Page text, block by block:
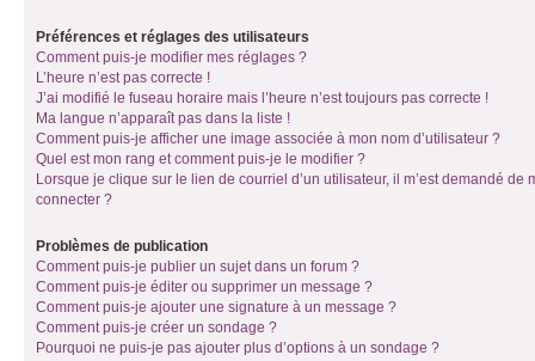
Préférences et réglages des utilisateurs
Comment puis-je modifier mes réglages ?
L’heure n’est pas correcte !
J’ai modifié le fuseau horaire mais l’heure n’est toujours pas correcte !
Ma langue n’apparaît pas dans la liste !
Comment puis-je afficher une image associée à mon nom d’utilisateur ?
Quel est mon rang et comment puis-je le modifier ?
Lorsque je clique sur le lien de courriel d’un utilisateur, il m’est demandé de
connecter ?
Problèmes de publication
Comment puis-je publier un sujet dans un forum ?
Comment puis-je éditer ou supprimer un message ?
Comment puis-je ajouter une signature à un message ?
Comment puis-je créer un sondage ?
Pourquoi ne puis-je pas ajouter plus d’options à un sondage ?